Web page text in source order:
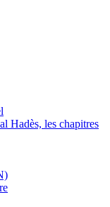
Hadès, les chapitres